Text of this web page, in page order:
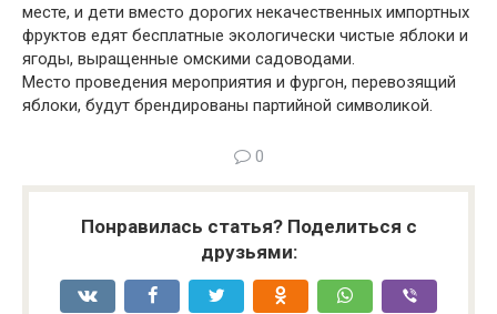
месте, и дети вместо дорогих некачественных импортных
фруктов едят бесплатные экологически чистые яблоки и
ягоды, выращенные омскими садоводами.
Место проведения мероприятия и фургон, перевозящий
яблоки, будут брендированы партийной символикой.
0
Понравилась статья? Поделиться с
друзьями: